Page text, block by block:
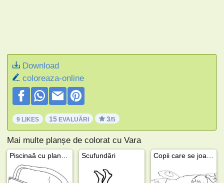
Download
coloreaza-online
9 LIKES 15 EVALUĂRI 3/5
Mai multe planșe de colorat cu Vara
Scufundări